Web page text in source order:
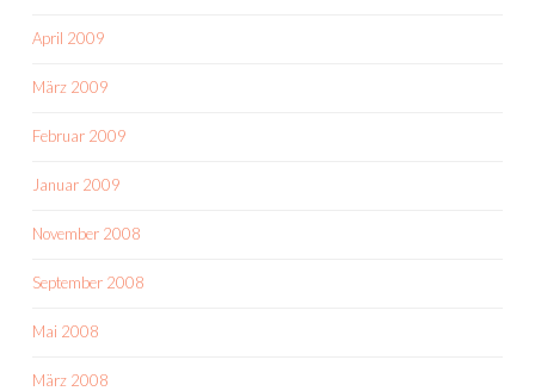
April 2009
März 2009
Februar 2009
Januar 2009
November 2008
September 2008
Mai 2008
März 2008